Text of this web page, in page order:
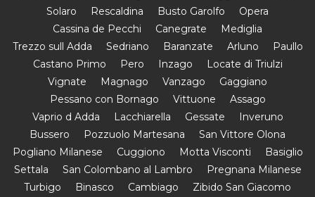
Solaro
Rescaldina Busto Garolfo
Opera
Cassina de Pecchi
Canegrate
Mediglia
Trezzo sull Adda
Sedriano Baranzate Arluno
Paullo
Castano Primo
Pero Inzago
Locate di Triulzi
Vignate
Magnago Vanzago
Gaggiano
Pessano con Bornago
Vittuone
Assago
Vaprio d Adda
Lacchiarella Gessate
Inveruno
Bussero
Pozzuolo Martesana
San Vittore Olona
Pogliano Milanese
Cuggiono Motta Visconti
Basiglio
Settala
San Colombano al Lambro
Pregnana Milanese
Turbigo
Binasco Cambiago
Zibido San Giacomo